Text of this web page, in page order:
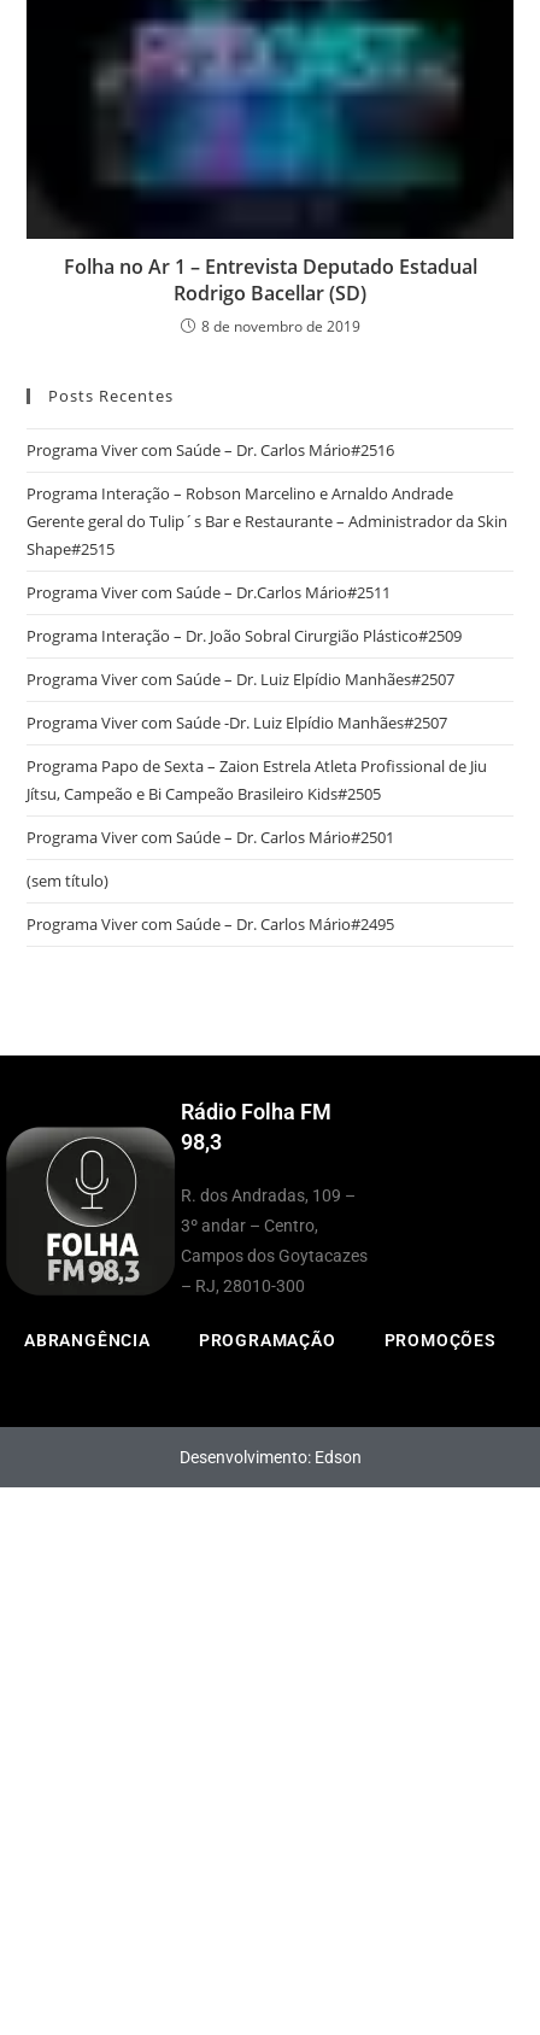
Folha no Ar 1 – Entrevista Deputado Estadual
Rodrigo Bacellar (SD)
8 de novembro de 2019
Posts Recentes
Programa Viver com Saúde – Dr. Carlos Mário#2516
Programa Interação – Robson Marcelino e Arnaldo Andrade
Gerente geral do Tulip´s Bar e Restaurante – Administrador da Skin
Shape#2515
Programa Viver com Saúde – Dr.Carlos Mário#2511
Programa Interação – Dr. João Sobral Cirurgião Plástico#2509
Programa Viver com Saúde – Dr. Luiz Elpídio Manhães#2507
Programa Viver com Saúde -Dr. Luiz Elpídio Manhães#2507
Programa Papo de Sexta – Zaion Estrela Atleta Profissional de Jiu
Jítsu, Campeão e Bi Campeão Brasileiro Kids#2505
Programa Viver com Saúde – Dr. Carlos Mário#2501
(sem título)
Programa Viver com Saúde – Dr. Carlos Mário#2495
Rádio Folha FM
98,3
R. dos Andradas, 109 –
3º andar – Centro,
Campos dos Goytacazes
– RJ, 28010-300
ABRANGÊNCIA PROGRAMAÇÃO PROMOÇÕES
Desenvolvimento: Edson